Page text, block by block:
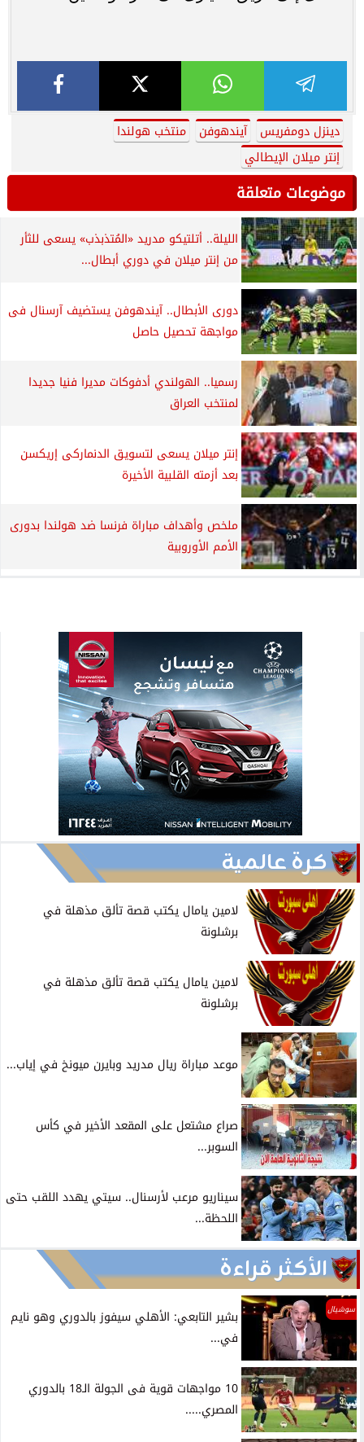
دينزل دومفريس آيندهوفن
منتخب هولندا
إنتر ميلان الإيطالي
موضوعات متعلقة
الليلة.. أتلتيكو مدريد «المُتذبذب» يسعى للثأر
من إنتر ميلان في دوري أبطال...
دورى الأبطال.. آيندهوفن يستضيف آرسنال فى
مواجهة تحصيل حاصل
رسميا.. الهولندي أدفوكات مديرا فنيا جديدا
لمنتخب العراق
إنتر ميلان يسعى لتسويق الدنماركى إريكسن
بعد أزمته القلبية الأخيرة
ملخص وأهداف مباراة فرنسا ضد هولندا بدورى
الأمم الأوروبية
كرة عالمية
لامين يامال يكتب قصة تألق مذهلة في
برشلونة
لامين يامال يكتب قصة تألق مذهلة في
برشلونة
موعد مباراة ريال مدريد وبايرن ميونخ في إياب...
صراع مشتعل على المقعد الأخير في كأس
السوبر...
سيناريو مرعب لأرسنال.. سيتي يهدد اللقب حتى
اللحظة...
الأكثر قراءة
سوشيال
بشير التابعي: الأهلي سيفوز بالدوري وهو نايم
في...
10 مواجهات قوية فى الجولة الـ18 بالدوري
المصري.....